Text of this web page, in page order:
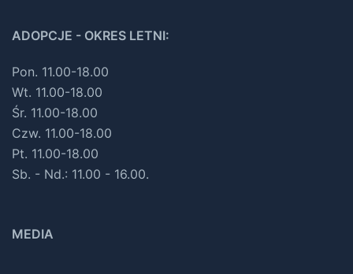
ADOPCJE - OKRES LETNI:
Pon. 11.00-18.00
Wt. 11.00-18.00
Śr. 11.00-18.00
Czw. 11.00-18.00
Pt. 11.00-18.00
Sb. - Nd.: 11.00 - 16.00.
MEDIA